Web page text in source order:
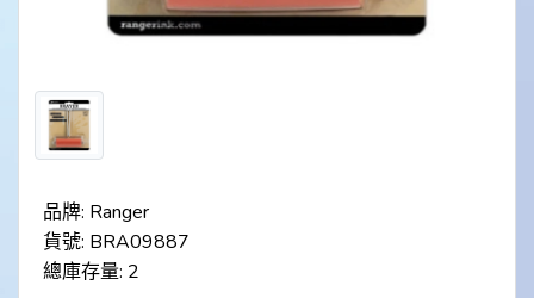
品牌: Ranger
貨號: BRA09887
總庫存量: 2